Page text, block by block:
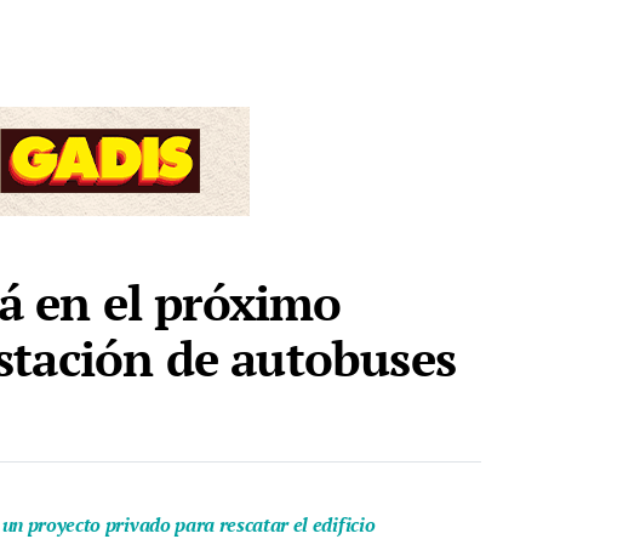
en el próximo
de autobuses
proyecto privado para rescatar el edificio